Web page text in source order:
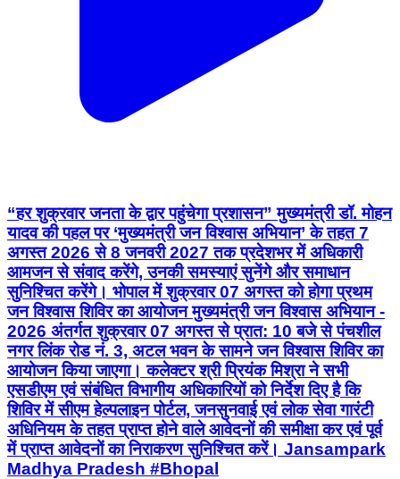
“हर शुक्रवार जनता के द्वार पहुंचेगा प्रशासन” मुख्यमंत्री डॉ. मोहन
यादव की पहल पर ‘मुख्यमंत्री जन विश्वास अभियान’ के तहत 7
अगस्त 2026 से 8 जनवरी 2027 तक प्रदेशभर में अधिकारी
आमजन से संवाद करेंगे, उनकी समस्याएं सुनेंगे और समाधान
सुनिश्चित करेंगे। भोपाल में शुक्रवार 07 अगस्त को होगा प्रथम
जन विश्वास शिविर का आयोजन मुख्यमंत्री जन विश्वास अभियान -
2026 अंतर्गत शुक्रवार 07 अगस्त से प्रात: 10 बजे से पंचशील
नगर लिंक रोड नं. 3, अटल भवन के सामने जन विश्वास शिविर का
आयोजन किया जाएगा। कलेक्टर श्री प्रियंक मिश्रा ने सभी
एसडीएम एवं संबंधित विभागीय अधिकारियों को निर्देश दिए है कि
शिविर में सीएम हेल्पलाइन पोर्टल, जनसुनवाई एवं लोक सेवा गारंटी
अधिनियम के तहत प्राप्त होने वाले आवेदनों की समीक्षा कर एवं पूर्व
में प्राप्त आवेदनों का निराकरण सुनिश्चित करें। Jansampark
Madhya Pradesh #Bhopal